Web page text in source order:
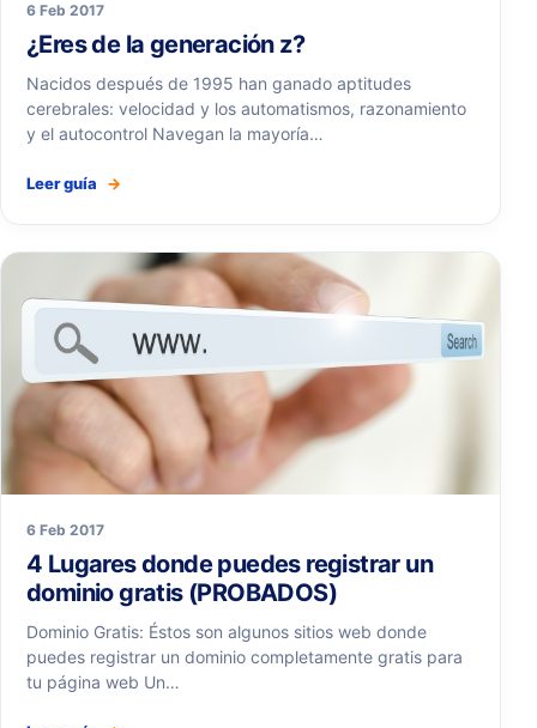
6 Feb 2017
¿Eres de la generación z?
Nacidos después de 1995 han ganado aptitudes
cerebrales: velocidad y los automatismos, razonamiento
y el autocontrol Navegan la mayoría…
Leer guía →
6 Feb 2017
4 Lugares donde puedes registrar un
dominio gratis (PROBADOS)
Dominio Gratis: Éstos son algunos sitios web donde
puedes registrar un dominio completamente gratis para
tu página web Un…